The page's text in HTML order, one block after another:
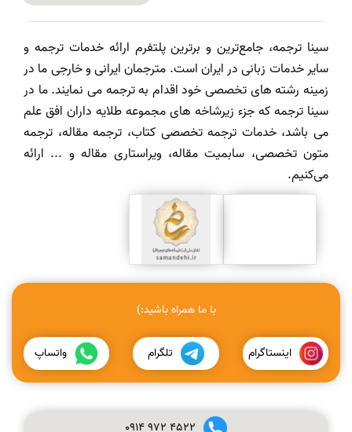
سینا ترجمه، جامع‌ترین و برترین پلتفرم ارائه خدمات ترجمه و
سایر خدمات زبانی در ایران است. مترجمان ایرانی و خارجی ما در
زمینه رشته های تخصصی خود اقدام به ترجمه می نمایند. ما در
سینا ترجمه که جزء زیرشاخه های مجموعه طلایه داران افق علم
می باشد، خدمات ترجمه تخصصی کتاب، ترجمه مقاله، ترجمه
متون تخصصی، سابمیت مقاله، ویراستاری مقاله و ... ارائه
می‌کنیم.
با ما همراه باشید:)
اینستاگرام تلگرام واتساپ
0914972 4522